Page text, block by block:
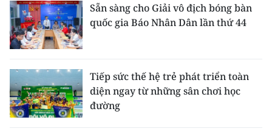
Sẵn sàng cho Giải vô địch bóng bàn
quốc gia Báo Nhân Dân lần thứ 44
Tiếp sức thế hệ trẻ phát triển toàn
diện ngay từ những sân chơi học
đường